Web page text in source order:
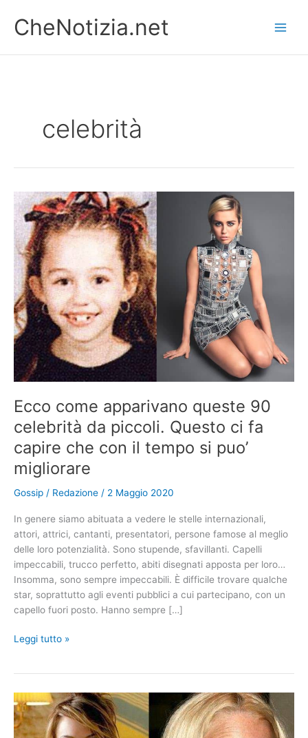
contenuto
CheNotizia.net
celebrità
Ecco come apparivano queste 90
celebrità da piccoli. Questo ci fa
capire che con il tempo si puo’
migliorare
Gossip / Redazione / 2 Maggio 2020
In genere siamo abituata a vedere le stelle internazionali,
attori, attrici, cantanti, presentatori, persone famose al meglio
delle loro potenzialità. Sono stupende, sfavillanti. Capelli
impeccabili, trucco perfetto, abiti disegnati apposta per loro…
Insomma, sono sempre impeccabili. È difficile trovare qualche
star, soprattutto agli eventi pubblici a cui partecipano, con un
capello fuori posto. Hanno sempre […]
Ecco
90
celebrità
da
Leggi tutto »